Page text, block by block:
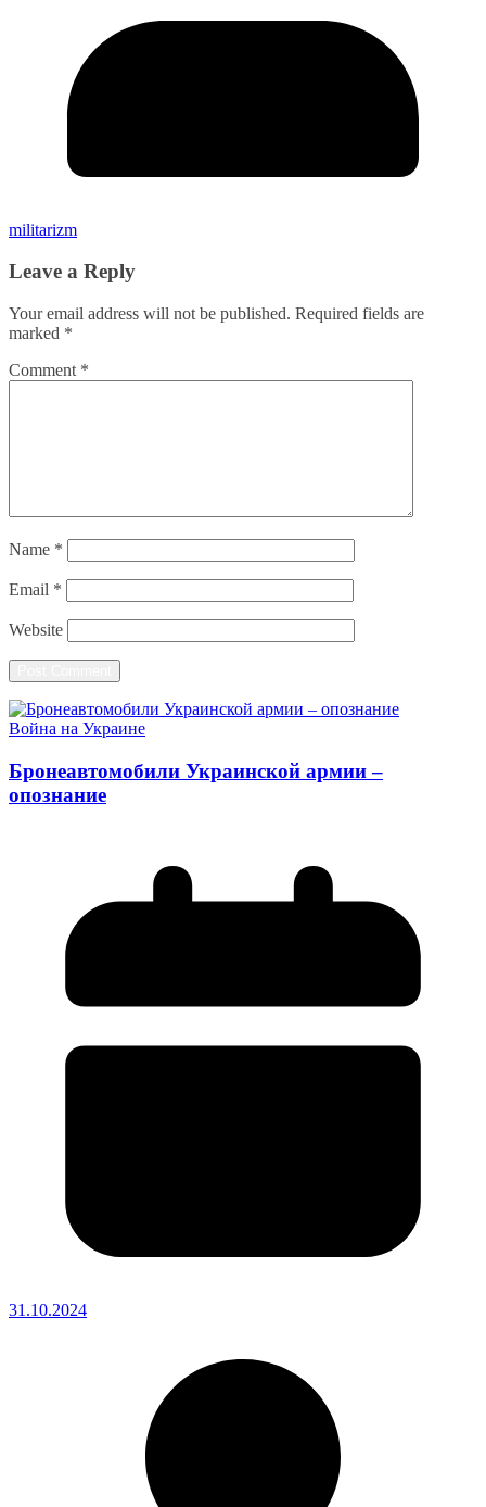
militarizm
Leave a Reply
Your email address will not be published. Required fields are
marked *
Comment *
Name *
Email *
Website
Война на Украине
Бронеавтомобили Украинской армии –
опознание
31.10.2024